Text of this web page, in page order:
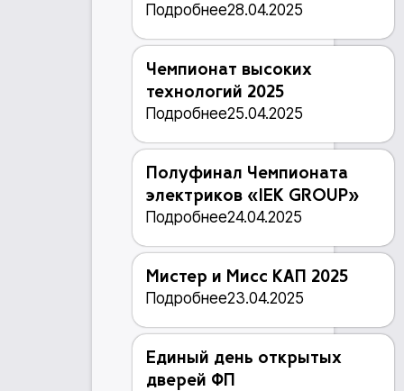
Подробнее28.04.2025
Чемпионат высоких
технологий 2025
Подробнее25.04.2025
Полуфинал Чемпионата
электриков «IEK GROUP»
Подробнее24.04.2025
Мистер и Мисс КАП 2025
Подробнее23.04.2025
Единый день открытых
дверей ФП